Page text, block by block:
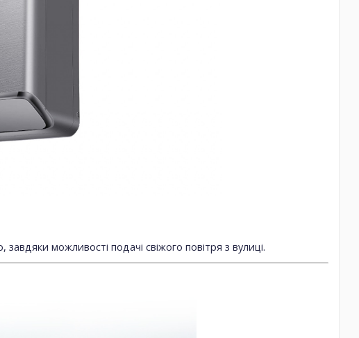
можливості подачі свіжого повітря з вулиці.